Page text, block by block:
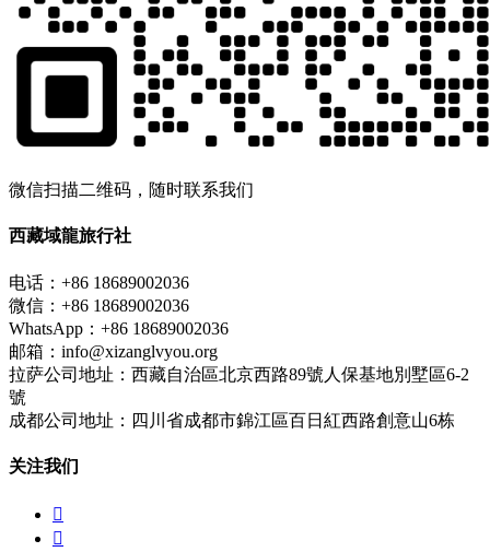
微信扫描二维码，随时联系我们
西藏域龍旅行社
电话：+86 18689002036
微信：+86 18689002036
WhatsApp：+86 18689002036
邮箱：info@xizanglvyou.org
拉萨公司地址：西藏自治區北京西路89號人保基地別墅區6-2
號
成都公司地址：四川省成都市錦江區百日紅西路創意山6栋
关注我们

